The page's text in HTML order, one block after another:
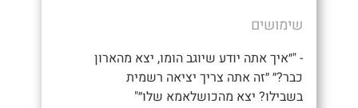
שימושים
- "״איך אתה יודע שיוגב הומו, יצא מהארון
כבר?״ ״זה אתה צריך יציאה רשמית
בשבילו? יצא מהכושלאמא שלו״"